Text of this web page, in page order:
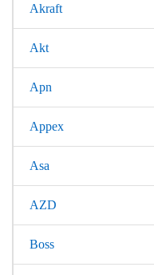
Akraft
Akt
Apn
Appex
Asa
AZD
Boss